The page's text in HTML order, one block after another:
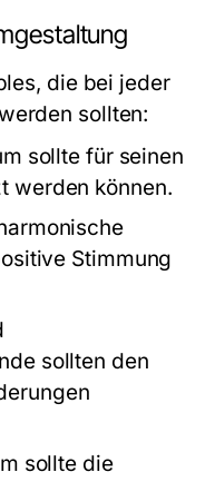
die bei jeder
sollten:
sollte für seinen
werden können.
Stimmung
sollten den
sollte die